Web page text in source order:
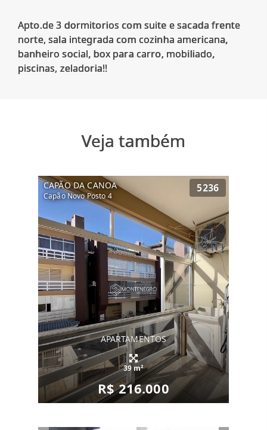
Apto.de 3 dormitorios com suite e sacada frente
norte, sala integrada com cozinha americana,
banheiro social, box para carro, mobiliado,
Veja também
CAPÃO DA CANOA
Capão Novo Posto 4
5236
APARTAMENTOS
39 m²
R$ 216.000